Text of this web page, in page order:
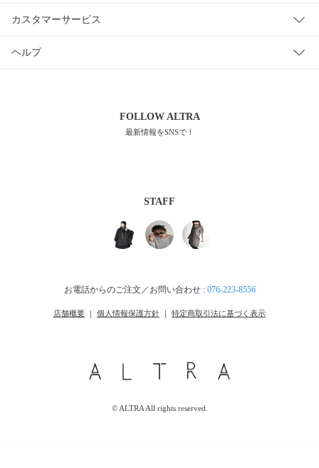
カスタマーサービス
ヘルプ
FOLLOWALTRA
最新情報をSNSで！
STAFF
お電話からのご注文／お問い合わせ : 076-223-8556
店舗概要 個人情報保護方針 特定商取引法に基づく表示
© ALTRA All rights reserved.